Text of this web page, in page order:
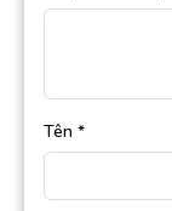
Tên *